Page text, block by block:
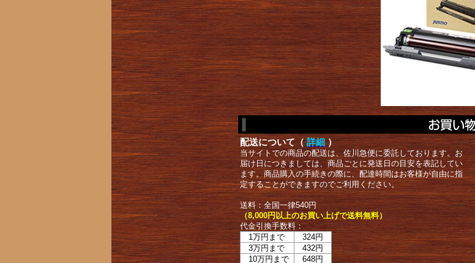
配送について（ 詳細 ）
当サイトでの商品の配送は、佐川急便に委託しております。お
届け日につきましては、商品ごとに発送日の目安を表記してい
ます。商品購入の手続きの際に、配達時間はお客様が自由に指
定することができますのでご利用ください。
送料：全国一律540円
（8,000円以上のお買い上げで送料無料）
代金引換手数料：
1万円まで
324円
3万円まで
432円
10万円まで
648円